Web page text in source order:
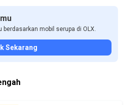
mobil serupa di OLX.
Sekarang